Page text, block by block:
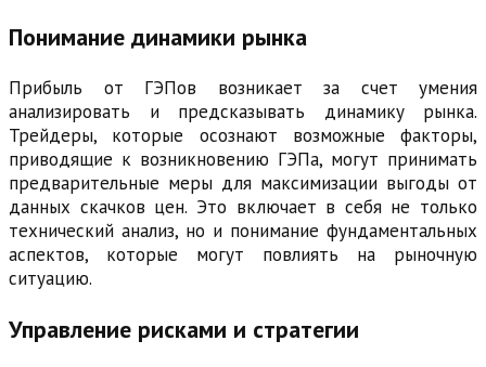
Понимание динамики рынка
Прибыль от ГЭПов возникает за счет умения
анализировать и предсказывать динамику рынка.
Трейдеры, которые осознают возможные факторы,
приводящие к возникновению ГЭПа, могут принимать
предварительные меры для максимизации выгоды от
данных скачков цен. Это включает в себя не только
технический анализ, но и понимание фундаментальных
аспектов, которые могут повлиять на рыночную
ситуацию.
Управление рисками и стратегии